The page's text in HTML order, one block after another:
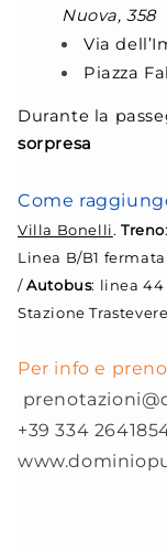
Nuova, 358
Via
Piazza
Durante la
sorpresa
Come
Villa Bonelli. Treno
Linea B/B1
/Autobus: linea
Stazione Trastevere
Per info e
+39 334